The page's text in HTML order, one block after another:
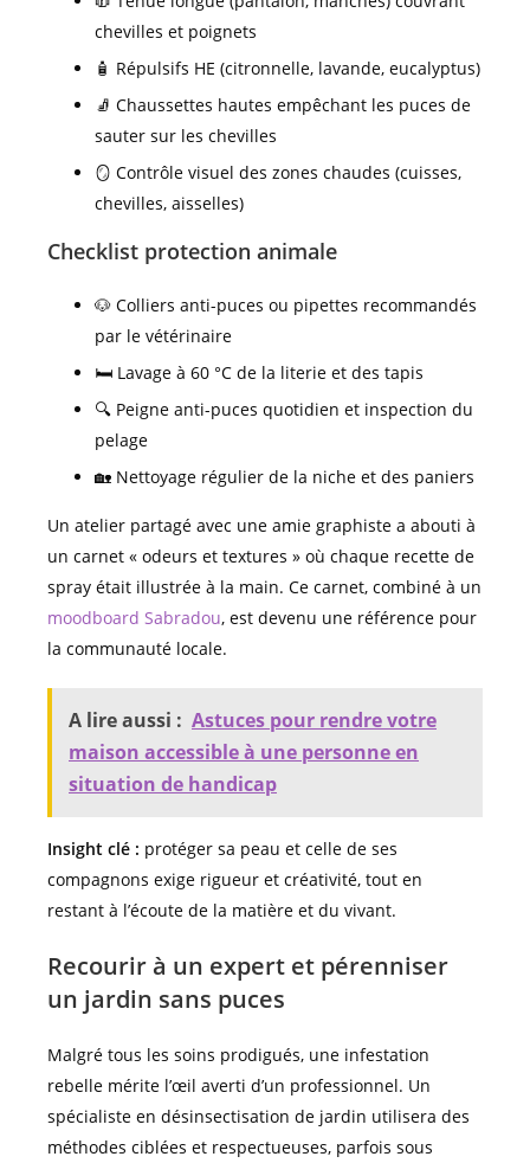
chevilles et poignets
🧴 Répulsifs HE (citronnelle, lavande, eucalyptus)
🧦 Chaussettes hautes empêchant les puces de
sauter sur les chevilles
🪞 Contrôle visuel des zones chaudes (cuisses,
chevilles, aisselles)
Checklist protection animale
🐶 Colliers anti-puces ou pipettes recommandés
par le vétérinaire
🛏️ Lavage à 60 °C de la literie et des tapis
🔍 Peigne anti-puces quotidien et inspection du
pelage
🏡 Nettoyage régulier de la niche et des paniers
Un atelier partagé avec une amie graphiste a abouti à
un carnet « odeurs et textures » où chaque recette de
spray était illustrée à la main. Ce carnet, combiné à un
moodboard Sabradou, est devenu une référence pour
la communauté locale.
A lire aussi : Astuces pour rendre votre
maison accessible à une personne en
situation de handicap
Insight clé : protéger sa peau et celle de ses
compagnons exige rigueur et créativité, tout en
restant à l’écoute de la matière et du vivant.
Recourir à un expert et pérenniser
un jardin sans puces
Malgré tous les soins prodigués, une infestation
rebelle mérite l’œil averti d’un professionnel. Un
spécialiste en désinsectisation de jardin utilisera des
méthodes ciblées et respectueuses, parfois sous